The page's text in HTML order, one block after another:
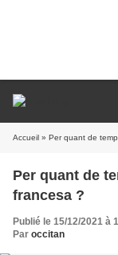
Accueil » Per quant de
Per quant de
francesa ?
Publié le 15/12/2021 à
Par occitan